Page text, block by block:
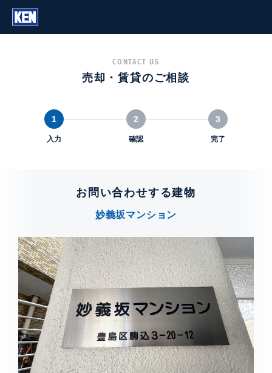
CONTACT US
売却・賃貸のご相談
1
入力
2
確認
3
完了
お問い合わせする建物
妙義坂マンション